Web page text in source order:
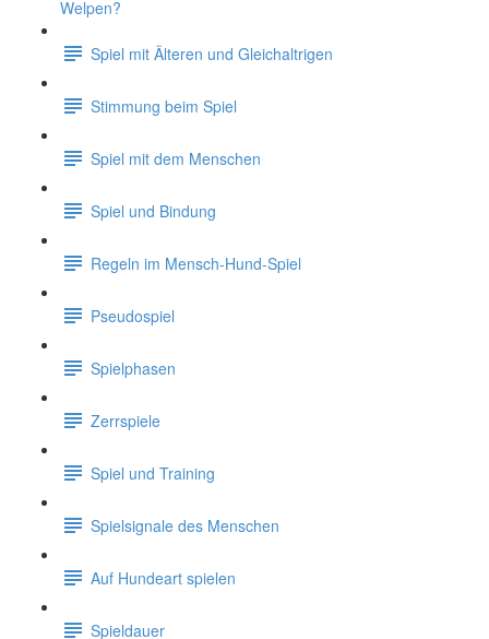
Welpen?
Spiel mit Älteren und Gleichaltrigen
Stimmung beim Spiel
Spiel mit dem Menschen
Spiel und Bindung
Regeln im Mensch-Hund-Spiel
Pseudospiel
Spielphasen
Zerrspiele
Spiel und Training
Spielsignale des Menschen
Auf Hundeart spielen
Spieldauer